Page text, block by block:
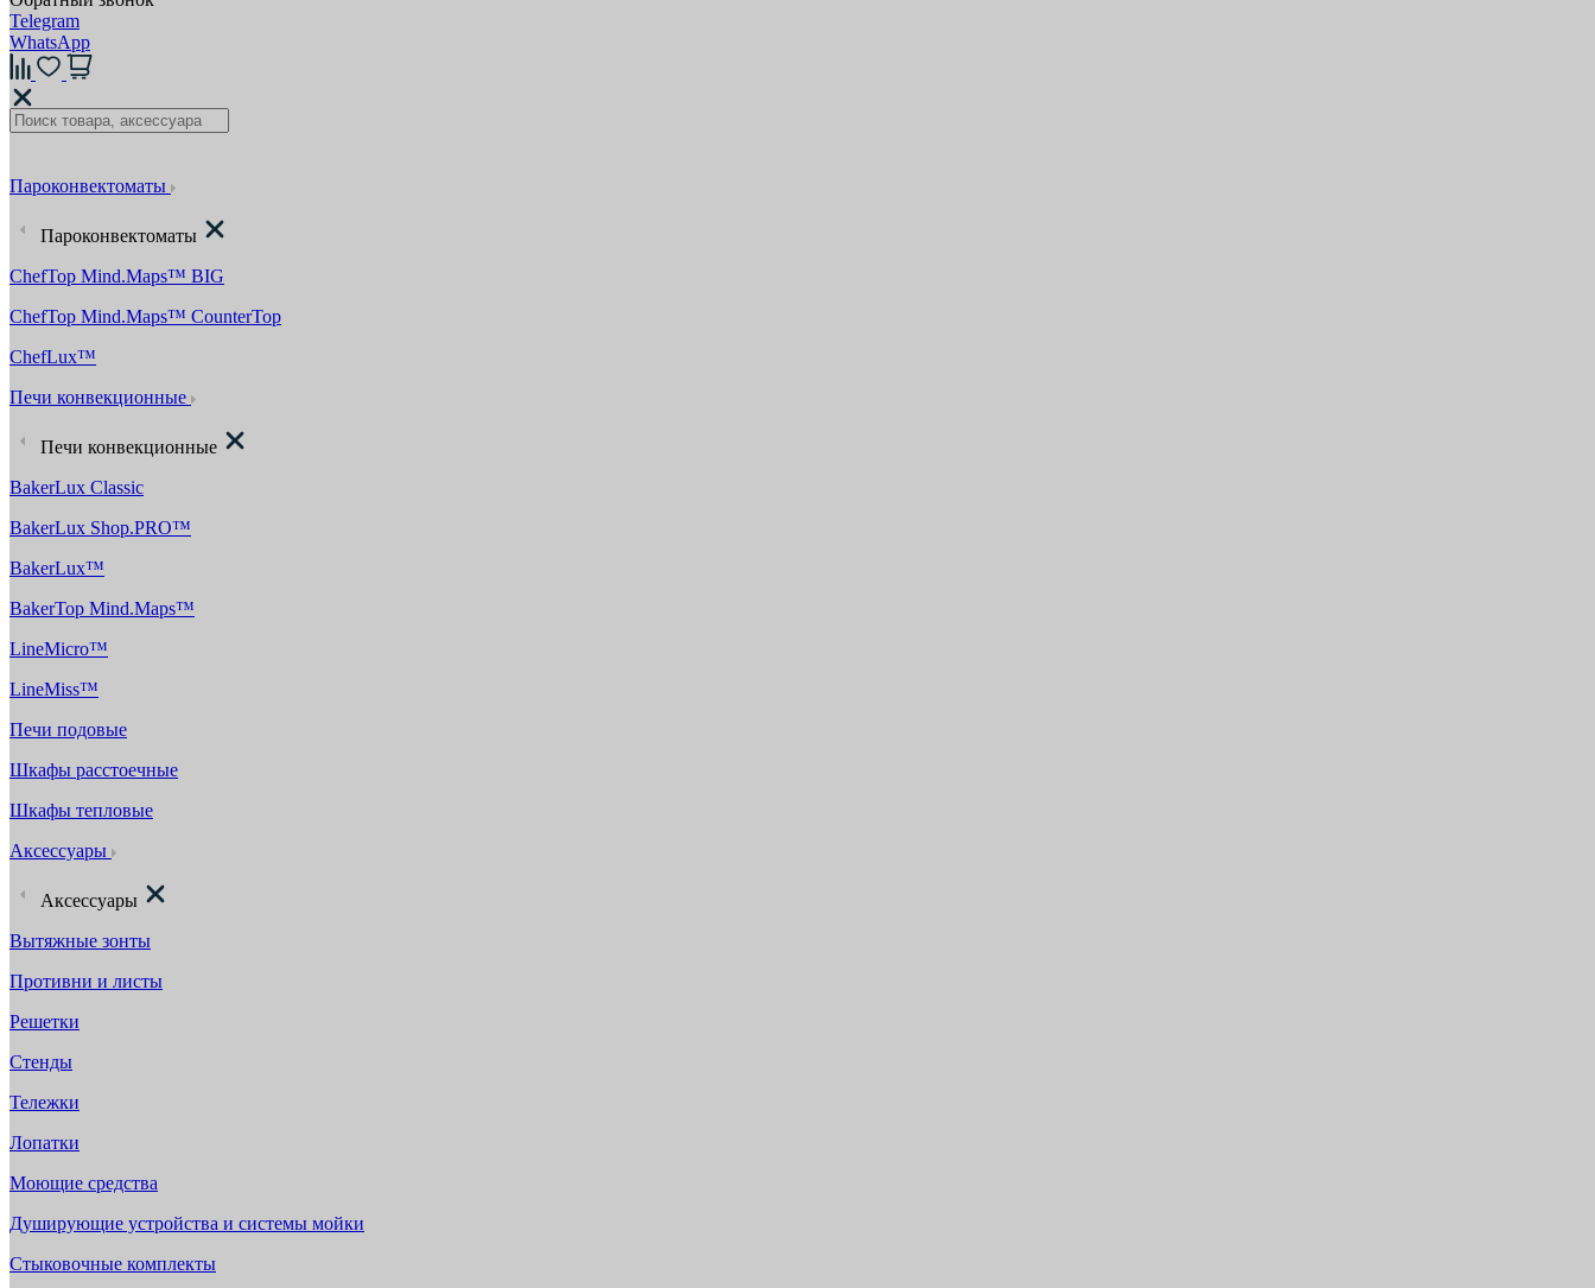
Telegram
WhatsApp
Пароконвектоматы
Пароконвектоматы
ChefTop Mind.Maps™ BIG
ChefTop Mind.Maps™ CounterTop
ChefLux™
Печи конвекционные
Печи конвекционные
BakerLux Classic
BakerLux Shop.PRO™
BakerLux™
BakerTop Mind.Maps™
LineMicro™
LineMiss™
Печи подовые
Шкафы расстоечные
Шкафы тепловые
Аксессуары
Аксессуары
Вытяжные зонты
Противни и листы
Решетки
Стенды
Тележки
Лопатки
Моющие средства
Душирующие устройства и системы мойки
Стыковочные комплекты